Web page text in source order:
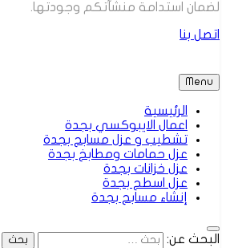
لضمان استدامة منشآتكم وجودتها.
اتصل بنا
Menu
الرئيسية
اعمال الايبوكسي بجدة
تشطيب و عزل مسابح بجدة
عزل حمامات ومطابخ بجدة
عزل خزانات بجدة
عزل اسطح بجدة
إنشاء مسابح بجدة
البحث عن: